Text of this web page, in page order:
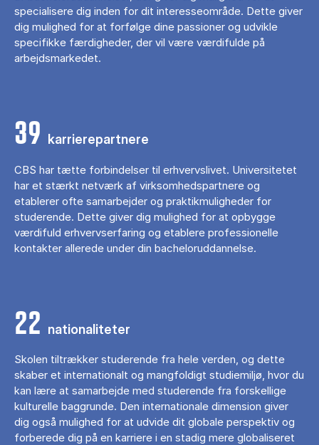
specialisere dig inden for dit interesseområde. Dette giver
dig mulighed for at forfølge dine passioner og udvikle
specifikke færdigheder, der vil være værdifulde på
arbejdsmarkedet.
39 karrierepartnere
CBS har tætte forbindelser til erhvervslivet. Universitetet
har et stærkt netværk af virksomhedspartnere og
etablerer ofte samarbejder og praktikmuligheder for
studerende. Dette giver dig mulighed for at opbygge
værdifuld erhvervserfaring og etablere professionelle
kontakter allerede under din bacheloruddannelse.
22 nationaliteter
Skolen tiltrækker studerende fra hele verden, og dette
skaber et internationalt og mangfoldigt studiemiljø, hvor du
kan lære at samarbejde med studerende fra forskellige
kulturelle baggrunde. Den internationale dimension giver
dig også mulighed for at udvide dit globale perspektiv og
forberede dig på en karriere i en stadig mere globaliseret